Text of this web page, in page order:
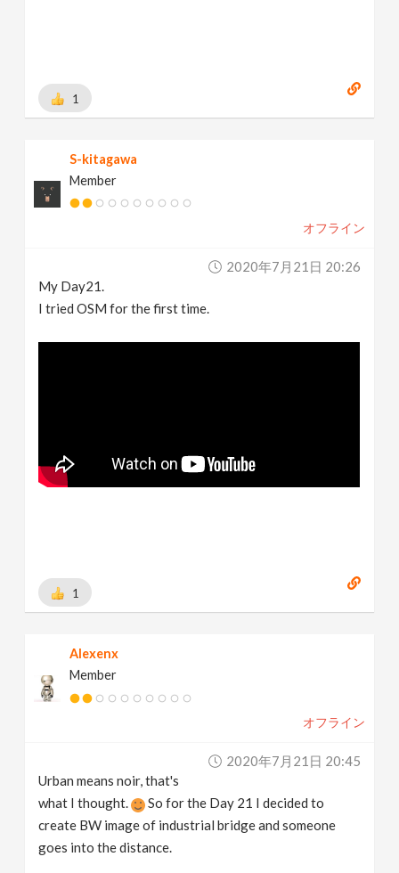
1
S-kitagawa
Member
オフライン
2020年7月21日 20:26
My Day21.
I tried OSM for the first time.
1
Alexenx
Member
オフライン
2020年7月21日 20:45
Urban means noir, that's
what I thought.
So for the Day 21 I decided to
create BW image of industrial bridge and someone
goes into the distance.